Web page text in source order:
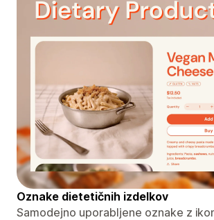
Oznake dietetičnih izdelkov
Samodejno uporabljene oznake z